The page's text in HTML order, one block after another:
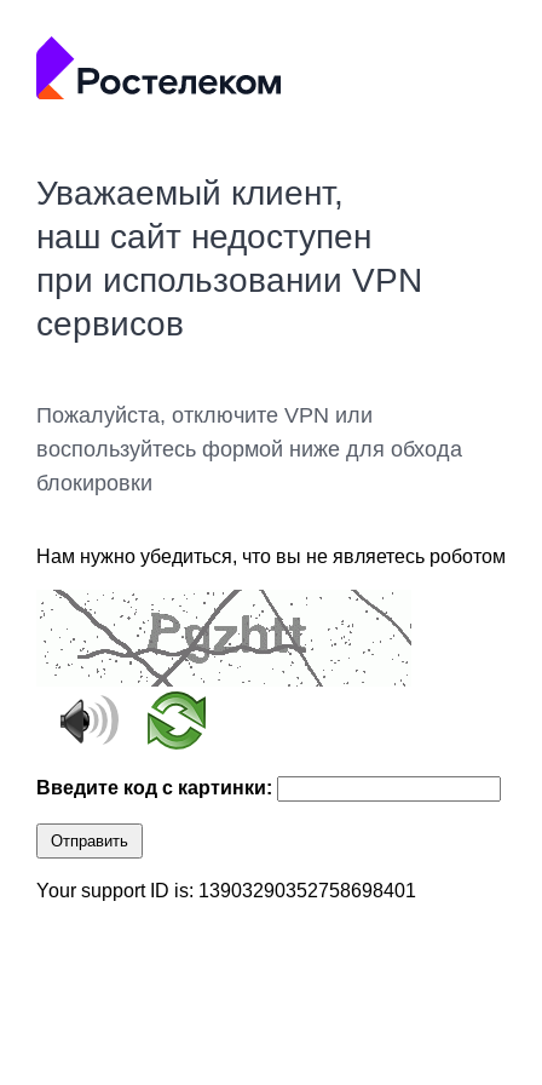
Уважаемый клиент,
наш сайт недоступен
при использовании VPN
сервисов
Пожалуйста, отключите VPN или
воспользуйтесь формой ниже для обхода
блокировки
Нам нужно убедиться, что вы не являетесь роботом
Введите код с картинки:
Отправить
Your support ID is: 13903290352758698401